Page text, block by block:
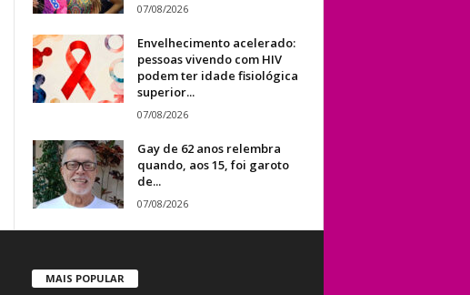
07/08/2026
Envelhecimento acelerado:
pessoas vivendo com HIV
podem ter idade fisiológica
superior...
07/08/2026
Gay de 62 anos relembra
quando, aos 15, foi garoto
de...
07/08/2026
MAIS POPULAR